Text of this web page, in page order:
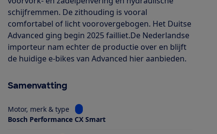
schijfremmen. De zithouding is vooral
comfortabel of licht voorovergebogen. Het Duitse
Advanced ging begin 2025 failliet.De Nederlandse
importeur nam echter de productie over en blijft
de huidige e-bikes van Advanced hier aanbieden.
Samenvatting
Motor, merk & type
Bekijk informatie voor Motor, merk & type
Bosch Performance CX Smart